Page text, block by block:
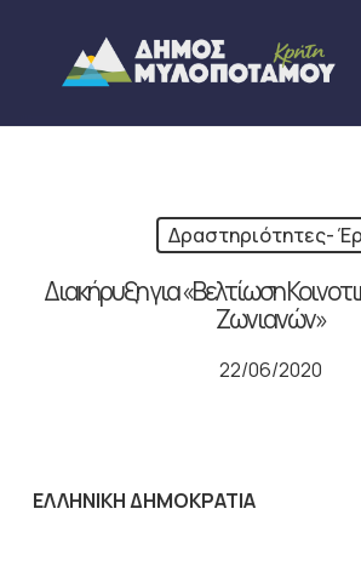
content
Δραστηριότητες-
Διακήρυξη για «Βελτίωση
Ζωνιανών»
22/06/2020
ΕΛΛΗΝΙΚΗ ΔΗΜΟΚΡΑΤΙΑ